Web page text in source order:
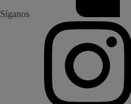
Síganos